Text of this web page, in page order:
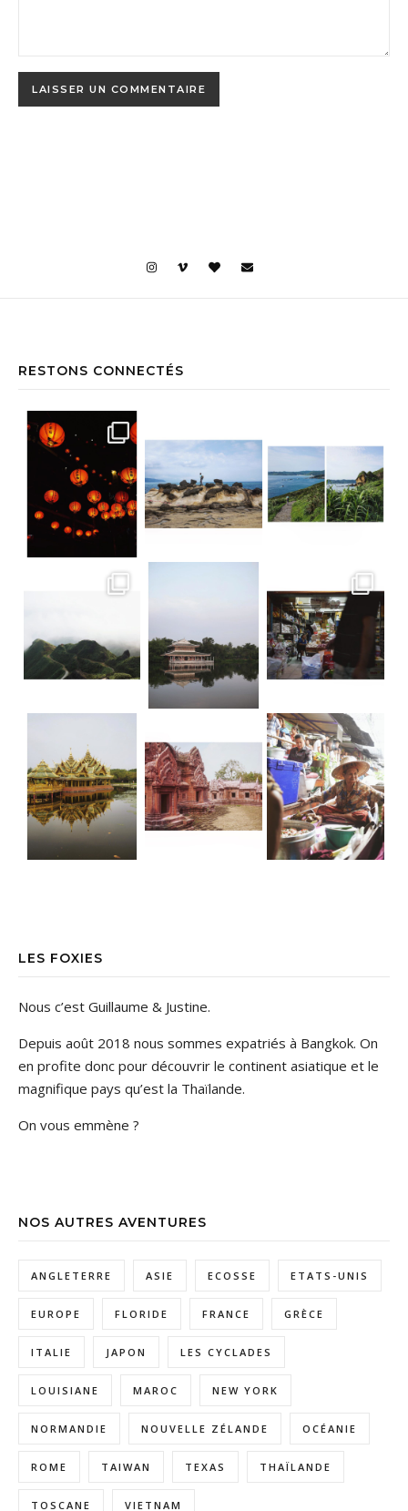
RESTONS CONNECTÉS
LES FOXIES
Nous c’est Guillaume & Justine.
Depuis août 2018 nous sommes expatriés à Bangkok. On
en profite donc pour découvrir le continent asiatique et le
magnifique pays qu’est la Thaïlande.
On vous emmène ?
NOS AUTRES AVENTURES
ANGLETERRE ASIE ECOSSE ETATS-UNIS
EUROPE FLORIDE FRANCE GRÈCE
ITALIE JAPON LES CYCLADES
LOUISIANE MAROC NEW YORK
NORMANDIE NOUVELLE ZÉLANDE OCÉANIE
ROME TAIWAN TEXAS THAÏLANDE
TOSCANE VIETNAM